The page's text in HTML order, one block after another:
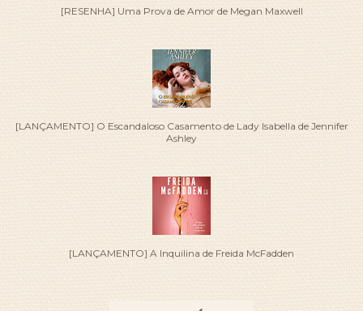
[RESENHA] Uma Prova de Amor de Megan Maxwell
[LANÇAMENTO] O Escandaloso Casamento de Lady Isabella de Jennifer
Ashley
[LANÇAMENTO] A Inquilina de Freida McFadden